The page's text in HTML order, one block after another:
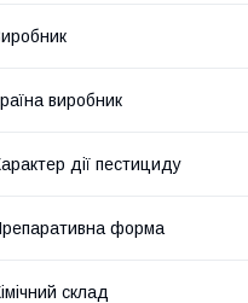
виробник
дії пестициду
форма
склад